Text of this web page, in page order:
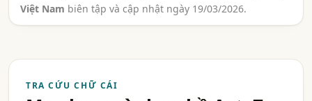
Việt Nam biên tập và cập nhật ngày 19/03/2026.
TRA CỨU CHỮ CÁI